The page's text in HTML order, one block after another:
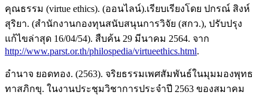
คุณธรรม (virtue ethics). (ออนไลน์).เรียบเรียงโดย ปกรณ์ สิงห์
สุริยา. (สำนักงานกองทุนสนับสนุนการวิจัย (สกว.), ปรับปรุง
แก้ไขล่าสุด 16/04/54). สืบค้น 29 มีนาคม 2564. จาก
http://www.parst.or.th/philospedia/virtueethics.html.
อำนาจ ยอดทอง. (2563). จริยธรรมเพศสัมพันธ์ในมุมมองพุทธ
ทาสภิกขุ. ในงานประชุมวิชาการประจำปี 2563 ของสมาคม